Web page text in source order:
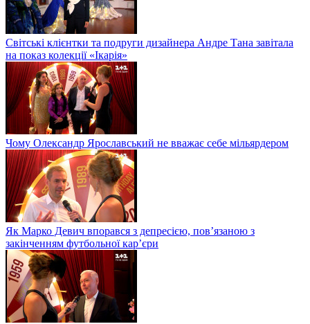
Світські клієнтки та подруги дизайнера Андре Тана завітала
на показ колекції «Ікарія»
Чому Олександр Ярославський не вважає себе мільярдером
Як Марко Девич впорався з депресією, пов’язаною з
закінченням футбольної кар’єри